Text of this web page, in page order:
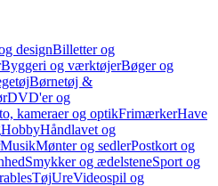
designBilletter og
Byggeri og værktøjerBøger og
Børnetøj &
DVD'er og
kameraer og optikFrimærkerHave
HobbyHåndlavet og
MusikMønter og sedlerPostkort og
Smykker og ædelsteneSport og
TøjUreVideospil og